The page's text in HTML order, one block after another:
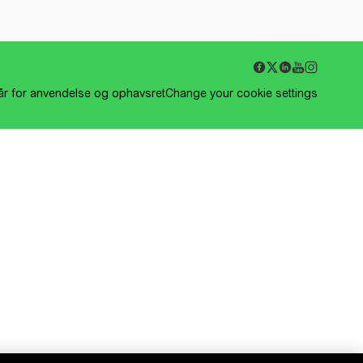
for anvendelse og ophavsretChange your cookie settings